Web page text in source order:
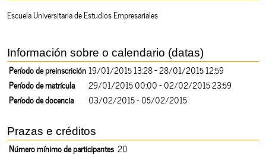
Escuela Universitaria de Estudios Empresariales
Información sobre o calendario (datas)
Período de preinscrición 19/01/2015 13:28 - 28/01/2015 12:59
Período de matrícula
29/01/2015 00:00 - 02/02/2015 23:59
Período de docencia
03/02/2015 - 05/02/2015
Prazas e créditos
Número mínimo de participantes 20